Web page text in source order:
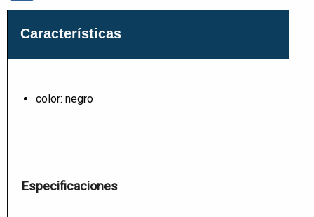
Características
color: negro
Especificaciones